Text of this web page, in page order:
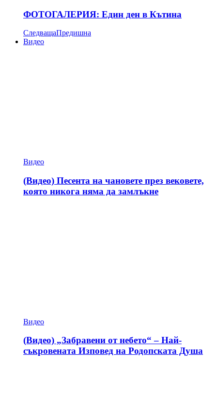
ФОТОГАЛЕРИЯ: Един ден в Кътина
СледващаПредишна
Видео
Видео
(Видео) Песента на чановете през вековете,
която никога няма да замлъкне
Видео
(Видео) „Забравени от небето“ – Най-
съкровената Изповед на Родопската Душа